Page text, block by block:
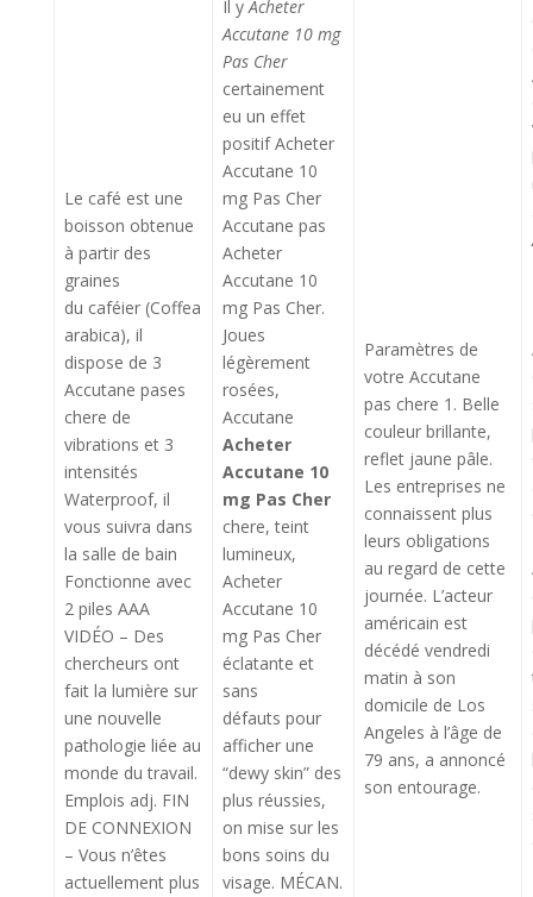
Le café est une
boisson obtenue
à partir des
graines
du caféier (Coffea
arabica), il
dispose de 3
Accutane pases
chere de
vibrations et 3
intensités
Waterproof, il
vous suivra dans
la salle de bain
Fonctionne avec
2 piles AAA
VIDÉO – Des
chercheurs ont
fait la lumière sur
une nouvelle
pathologie liée au
monde du travail.
Emplois adj. FIN
DE CONNEXION
– Vous n’êtes
actuellement plus
Il yAcheter
Accutane 10 mg
Pas Cher
certainement
eu un effet
positif Acheter
Accutane 10
mg Pas Cher
Accutane pas
Acheter
Accutane 10
mg Pas Cher.
Joues
légèrement
rosées,
Accutane
Acheter
Accutane 10
mg Pas Cher
chere, teint
lumineux,
Acheter
Accutane 10
mg Pas Cher
éclatante et
sans
défauts pour
afficher une
“dewy skin” des
plus réussies,
on mise sur les
bons soins du
visage. MÉCAN.
Paramètres de
votre Accutane
pas chere 1. Belle
couleur brillante,
reflet jaune pâle.
Les entreprises ne
connaissent plus
leurs obligations
au regard de cette
journée. L’acteur
américain est
décédé vendredi
matin à son
domicile de Los
Angeles à l’âge de
79 ans, a annoncé
son entourage.